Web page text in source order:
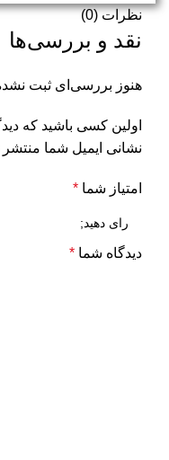
نظرات (0)
نقد و بررسی‌ها
هنوز بررسی‌ای ثبت
اولین کسی باشید که دیدگاهی
نشانی ایمیل شما
امتیاز شما *
دیدگاه شما *